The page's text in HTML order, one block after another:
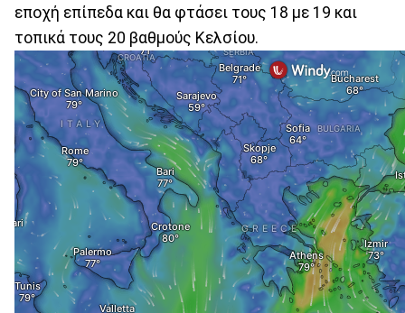
εποχή επίπεδα και θα φτάσει τους 18 με 19 και
τοπικά τους 20 βαθμούς Κελσίου.